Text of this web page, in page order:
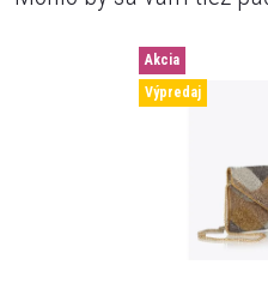
Akcia
Výpredaj